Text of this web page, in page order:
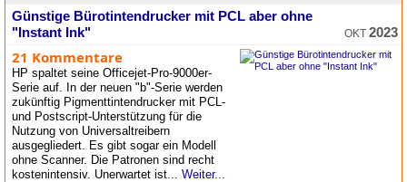
Günstige Bürotintendrucker mit PCL aber ohne
"Instant Ink"
OKT 2023
21 Kommentare
HP spaltet seine Officejet-Pro-9000er-
Serie auf. In der neuen "b"-Serie werden
zukünftig Pigmenttintendrucker mit PCL-
und Postscript-Unterstützung für die
Nutzung von Universaltreibern
ausgegliedert. Es gibt sogar ein Modell
ohne Scanner. Die Patronen sind recht
kostenintensiv. Unerwartet ist... Weiter...